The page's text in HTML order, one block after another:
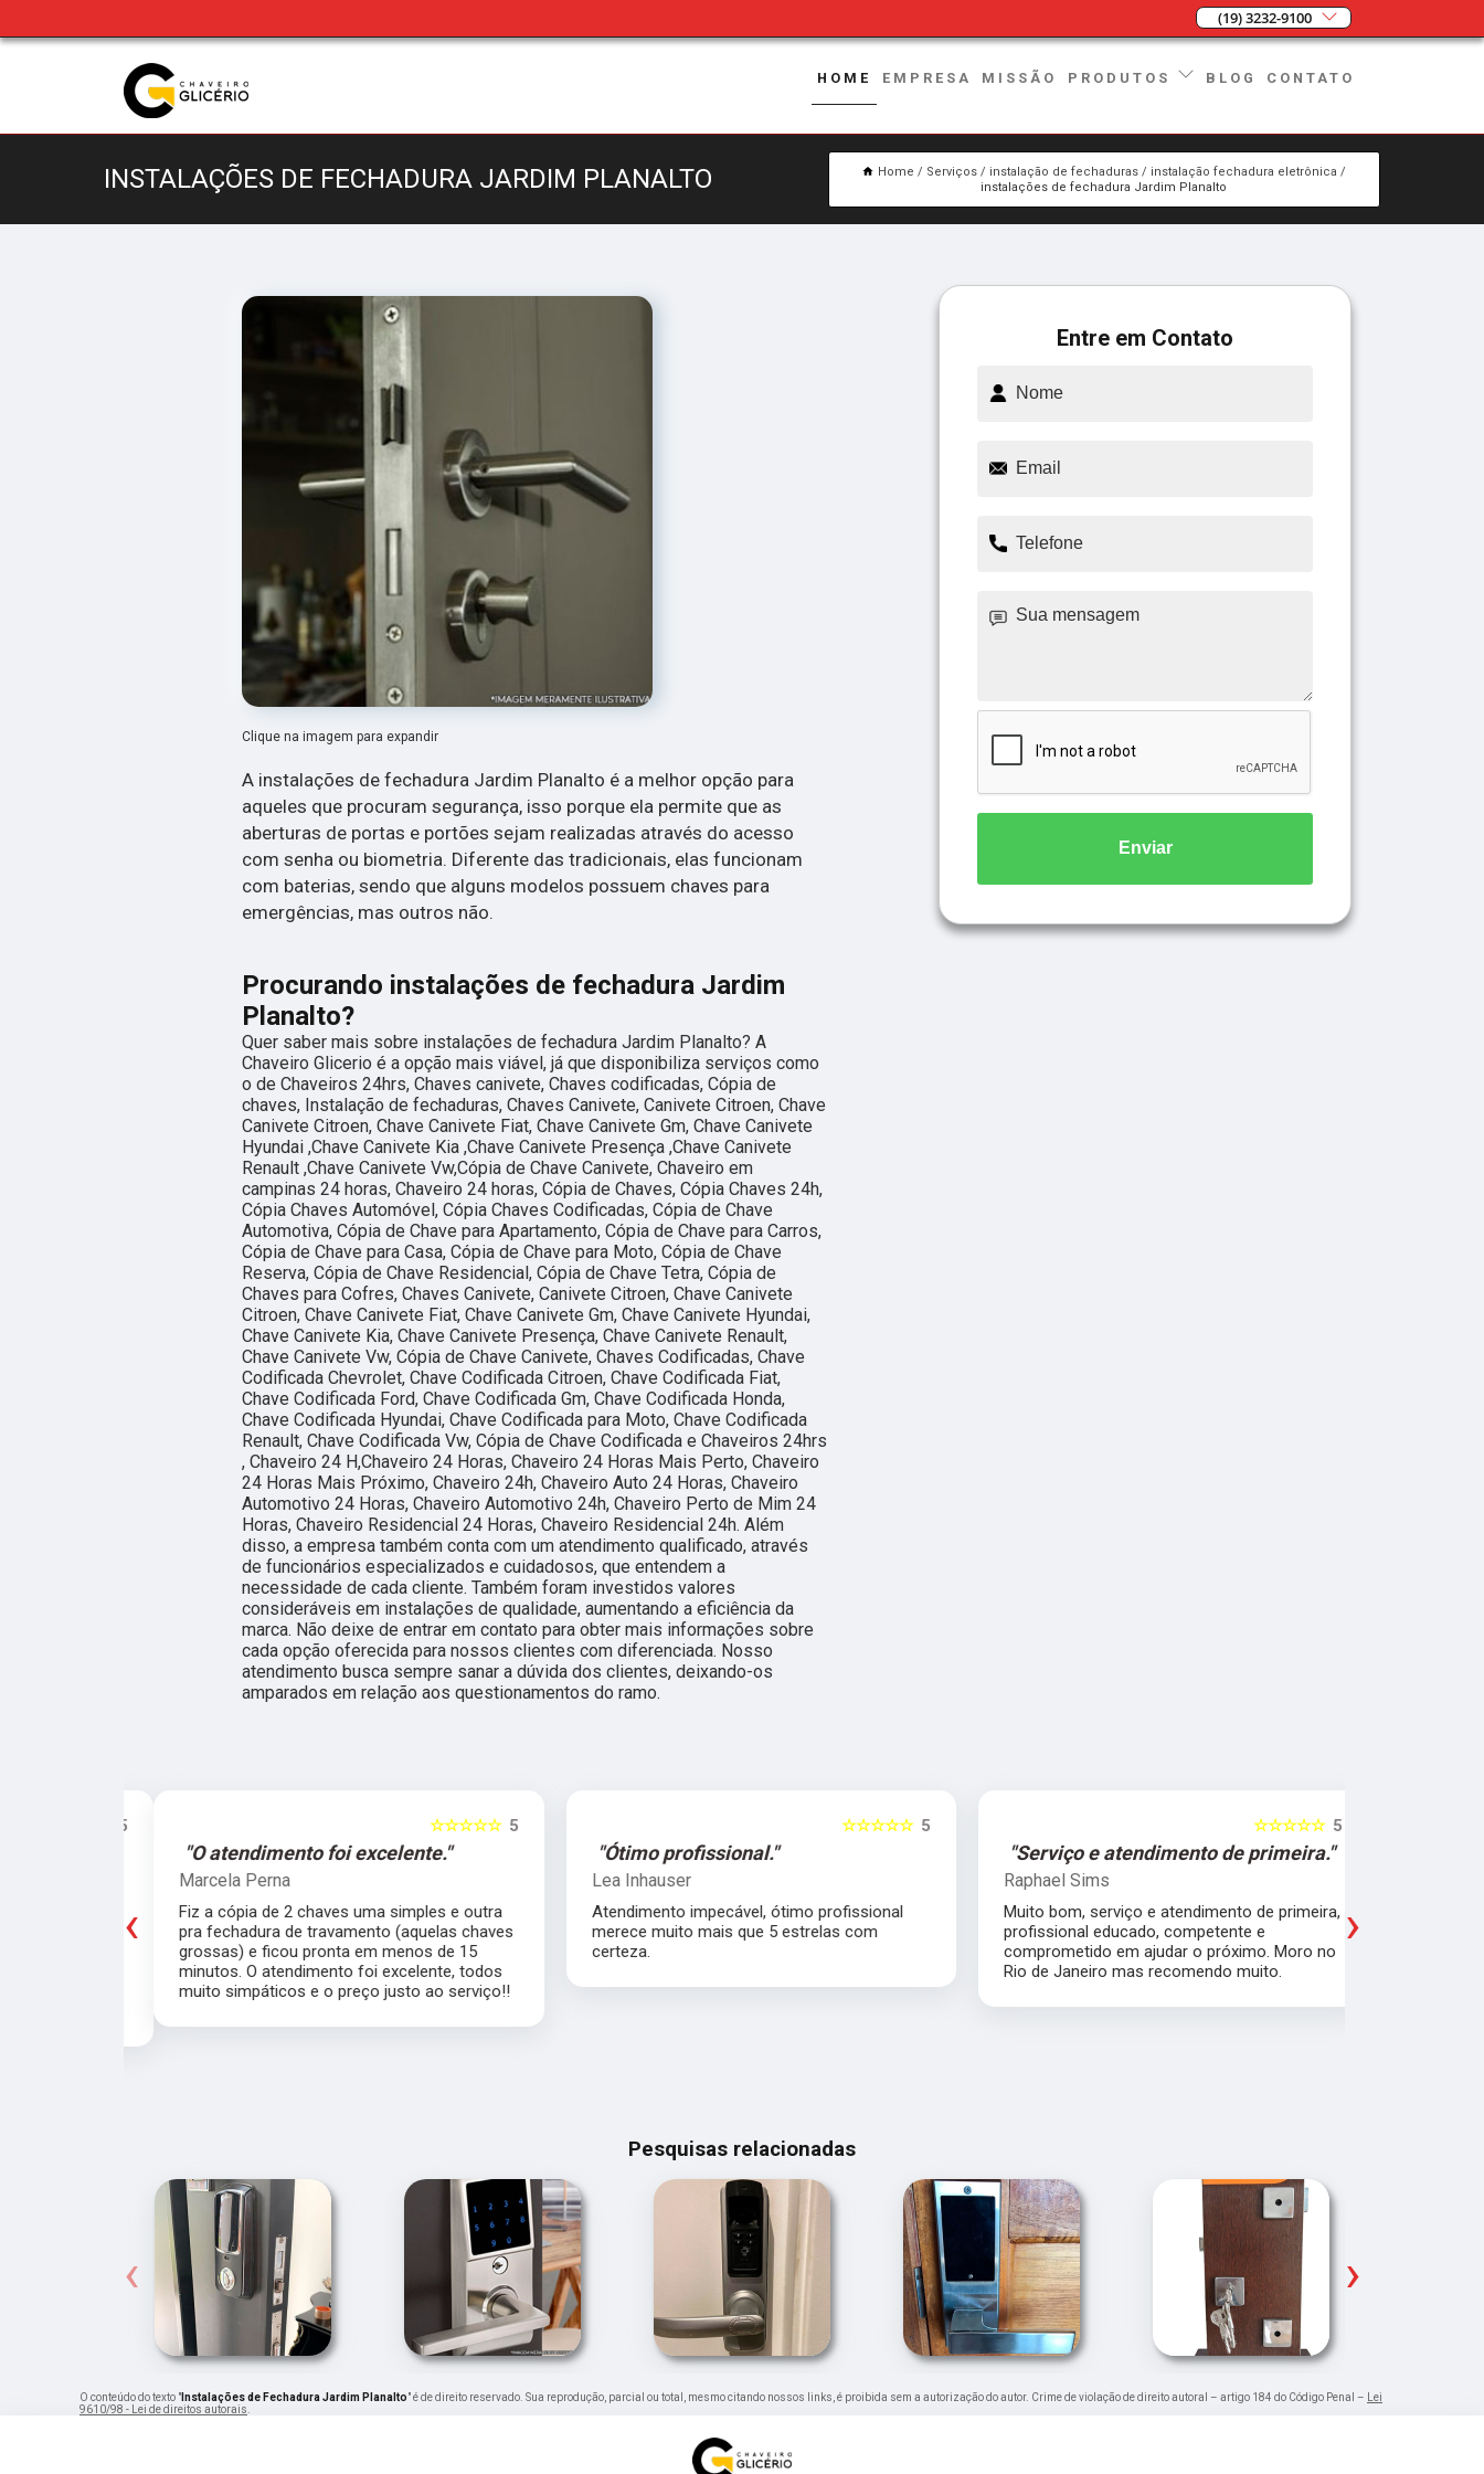
(19) 3232-9100
HOME EMPRESA MISSÃO PRODUTOS BLOG CONTATO
INSTALAÇÕES DE FECHADURA JARDIM PLANALTO Home Serviços instalação de fechaduras
instalação fechadura eletrônica
instalações de fechadura Jardim Planalto
Clique na imagem para expandir
A instalações de fechadura Jardim Planalto é a melhor opção para
aqueles que procuram segurança, isso porque ela permite que as
aberturas de portas e portões sejam realizadas através do acesso
com senha ou biometria. Diferente das tradicionais, elas funcionam
com baterias, sendo que alguns modelos possuem chaves para
emergências, mas outros não.
Procurando instalações de fechadura Jardim
Planalto?
Quer saber mais sobre instalações de fechadura Jardim Planalto? A
Chaveiro Glicerio é a opção mais viável, já que disponibiliza serviços como
o de Chaveiros 24hrs, Chaves canivete, Chaves codificadas, Cópia de
chaves, Instalação de fechaduras, Chaves Canivete, Canivete Citroen, Chave
Canivete Citroen, Chave Canivete Fiat, Chave Canivete Gm, Chave Canivete
Hyundai ,Chave Canivete Kia ,Chave Canivete Presença ,Chave Canivete
Renault ,Chave Canivete Vw,Cópia de Chave Canivete, Chaveiro em
campinas 24 horas, Chaveiro 24 horas, Cópia de Chaves, Cópia Chaves 24h,
Cópia Chaves Automóvel, Cópia Chaves Codificadas, Cópia de Chave
Automotiva, Cópia de Chave para Apartamento, Cópia de Chave para Carros,
Cópia de Chave para Casa, Cópia de Chave para Moto, Cópia de Chave
Reserva, Cópia de Chave Residencial, Cópia de Chave Tetra, Cópia de
Chaves para Cofres, Chaves Canivete, Canivete Citroen, Chave Canivete
Citroen, Chave Canivete Fiat, Chave Canivete Gm, Chave Canivete Hyundai,
Chave Canivete Kia, Chave Canivete Presença, Chave Canivete Renault,
Chave Canivete Vw, Cópia de Chave Canivete, Chaves Codificadas, Chave
Codificada Chevrolet, Chave Codificada Citroen, Chave Codificada Fiat,
Chave Codificada Ford, Chave Codificada Gm, Chave Codificada Honda,
Chave Codificada Hyundai, Chave Codificada para Moto, Chave Codificada
Renault, Chave Codificada Vw, Cópia de Chave Codificada e Chaveiros 24hrs
, Chaveiro 24 H,Chaveiro 24 Horas, Chaveiro 24 Horas Mais Perto, Chaveiro
24 Horas Mais Próximo, Chaveiro 24h, Chaveiro Auto 24 Horas, Chaveiro
Automotivo 24 Horas, Chaveiro Automotivo 24h, Chaveiro Perto de Mim 24
Horas, Chaveiro Residencial 24 Horas, Chaveiro Residencial 24h. Além
disso, a empresa também conta com um atendimento qualificado, através
de funcionários especializados e cuidadosos, que entendem a
necessidade de cada cliente. Também foram investidos valores
consideráveis em instalações de qualidade, aumentando a eficiência da
marca. Não deixe de entrar em contato para obter mais informações sobre
cada opção oferecida para nossos clientes com diferenciada. Nosso
atendimento busca sempre sanar a dúvida dos clientes, deixando-os
amparados em relação aos questionamentos do ramo.
Entre em Contato
Enviar
5
☆☆☆☆☆
"O atendimento foi excelente."
Marcela Perna
Fiz a cópia de 2 chaves uma simples e outra
pra fechadura de travamento (aquelas chaves
grossas) e ficou pronta em menos de 15
minutos. O atendimento foi excelente, todos
muito simpáticos e o preço justo ao serviço!!
5
☆☆☆☆☆
"Ótimo profissional."
Lea Inhauser
Atendimento impecável, ótimo profissional
merece muito mais que 5 estrelas com
certeza.
5
☆☆☆☆☆
"Serviço e atendimento de primeira."
Raphael Sims
Muito bom, serviço e atendimento de primeira,
profissional educado, competente e
comprometido em ajudar o próximo. Moro no
Rio de Janeiro mas recomendo muito.
‹ ›
Pesquisas relacionadas
‹ ›
O conteúdo do texto " Instalações de Fechadura Jardim Planalto" é de direito reservado. Sua reprodução, parcial ou total, mesmo citando nossos links, é proibida sem a autorização do autor. Crime de violação de direito autoral – artigo 184 do Código Penal – Lei
9610/98 - Lei de direitos autorais.